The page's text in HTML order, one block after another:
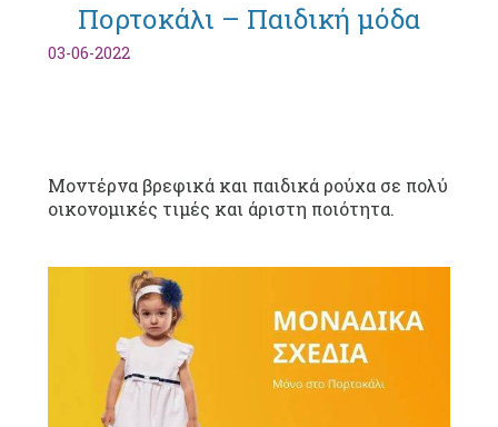
Πορτοκάλι – Παιδική μόδα
03-06-2022
Μοντέρνα βρεφικά και παιδικά ρούχα σε πολύ
οικονομικές τιμές και άριστη ποιότητα.